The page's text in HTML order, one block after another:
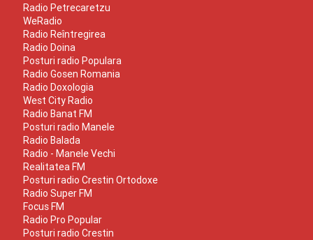
Radio Petrecaretzu
WeRadio
Radio Reîntregirea
Radio Doina
Posturi radio Populara
Radio Gosen Romania
Radio Doxologia
West City Radio
Radio Banat FM
Posturi radio Manele
Radio Balada
Radio - Manele Vechi
Realitatea FM
Posturi radio Crestin Ortodoxe
Radio Super FM
Focus FM
Radio Pro Popular
Posturi radio Crestin